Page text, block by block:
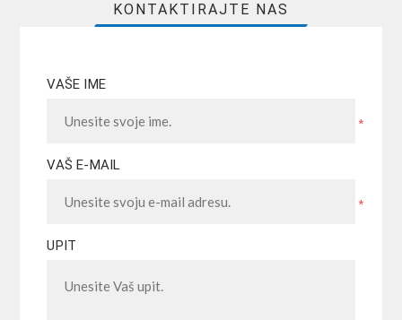
KONTAKTIRAJTE NAS
VAŠE IME
*
VAŠ E-MAIL
*
UPIT